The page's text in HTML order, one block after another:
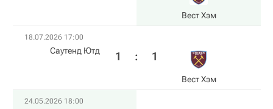
Вест Хэм
18.07.2026 17:00
Саутенд Ютд 1 : 1
Вест Хэм
24.05.2026 18:00